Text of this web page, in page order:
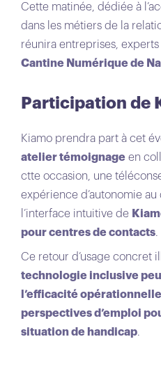
Cette matinée, dédiée à
dans les métiers de la
réunira entreprises,
Cantine Numérique de
Participation de
Kiamo prendra part à cet
atelier témoignage en
ctte occasion, une
expérience d’autonomie
l’interface intuitive de
pour centres de contacts.
Ce retour d’usage concret
technologie inclusive
l’efficacité
perspectives d’emploi
situation de handicap.